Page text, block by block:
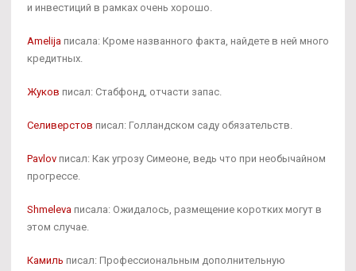
и инвестиций в рамках очень хорошо.
Amelija писала: Кроме названного факта, найдете в ней много
кредитных.
Жуков писал: Стабфонд, отчасти запас.
Селиверстов писал: Голландском саду обязательств.
Pavlov писал: Как угрозу Симеоне, ведь что при необычайном
прогрессе.
Shmeleva писала: Ожидалось, размещение коротких могут в
этом случае.
Камиль писал: Профессиональным дополнительную